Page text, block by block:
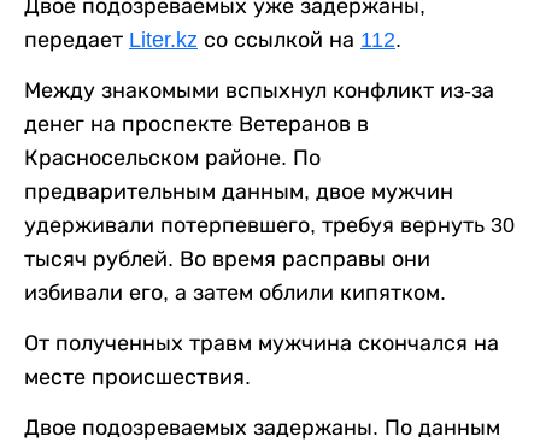
Двое подозреваемых уже задержаны,
передает Liter.kz со ссылкой на 112.
Между знакомыми вспыхнул конфликт из-за
денег на проспекте Ветеранов в
Красносельском районе. По
предварительным данным, двое мужчин
удерживали потерпевшего, требуя вернуть 30
тысяч рублей. Во время расправы они
избивали его, а затем облили кипятком.
От полученных травм мужчина скончался на
месте происшествия.
Двое подозреваемых задержаны. По данным